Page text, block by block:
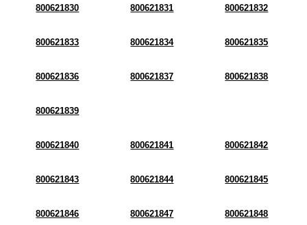
800621830 800621831 800621832
800621833 800621834 800621835
800621836 800621837 800621838
800621839
800621840 800621841 800621842
800621843 800621844 800621845
800621846 800621847 800621848